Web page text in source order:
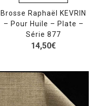
Brosse Raphaël KEVRIN
– Pour Huile – Plate –
Série 877
14,50€